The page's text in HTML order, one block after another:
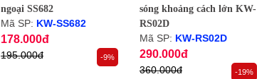
ngoại SS682
Mã SP: KW-SS682
178.000đ
195.000đ -9%
sóng khoảng cách lớn KW-
RS02D
Mã SP: KW-RS02D
290.000đ
360.000đ -19%